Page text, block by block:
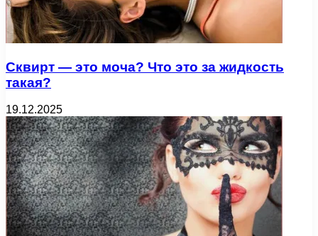
Сквирт — это моча? Что это за жидкость
такая?
19.12.2025